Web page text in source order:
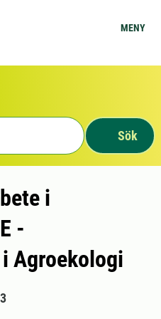
MENY
Sök
i
-
Agroekologi